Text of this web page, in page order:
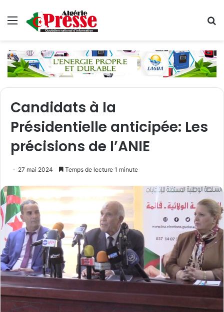
Menu
Candidats à la
Présidentielle anticipée: Les
précisions de l’ANIE
27 mai 2024 Temps de lecture 1 minute